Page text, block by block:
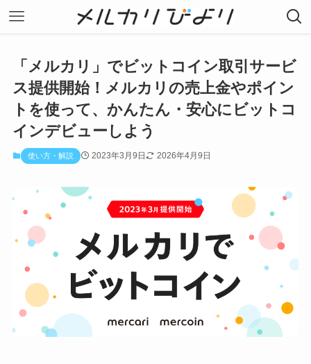
「メルカリ」でビットコイン取引サービ
ス提供開始！メルカリの売上金やポイン
トを使って、かんたん・安心にビットコ
インデビューしよう
使い方・解説 2023年3月9日 2026年4月9日